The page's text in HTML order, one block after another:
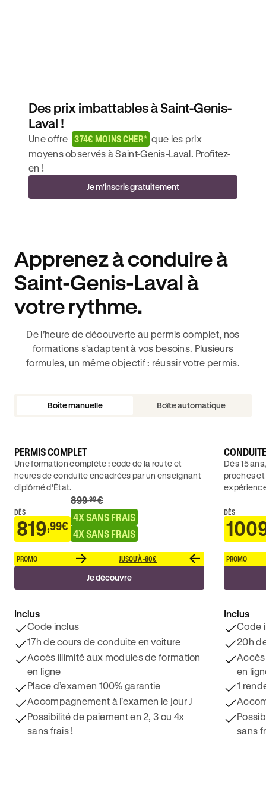
Des prix imbattables à Saint-Genis-
Laval !
Une offre 374€ MOINS CHER* que les prix
moyens observés à Saint-Genis-Laval. Profitez-
en !
Je m'inscris gratuitement
Apprenez à conduire à
Saint-Genis-Laval à
votre rythme.
De l’heure de découverte au permis complet, nos
formations s'adaptent à vos besoins. Plusieurs
formules, un même objectif : réussir votre permis.
Boite manuelle Boîte automatique
PERMIS COMPLET
Une formation complète : code de la route et
heures de conduite encadrées par un enseignant
diplômé d’État.
DÈS
819,99€
899 .99€
4X SANS FRAIS
4X SANS FRAIS
PROMO JUSQU'À -80€
Je découvre
Inclus
Code inclus
17h de cours de conduite en voiture
Accès illimité aux modules de formation
en ligne
Place d’examen 100% garantie
Accompagnement à l'examen le jour J
Possibilité de paiement en 2, 3 ou 4x
sans frais !
Dès 15
proches
DÈS
PROMO
Inclus
Code
20h
en
1
sans